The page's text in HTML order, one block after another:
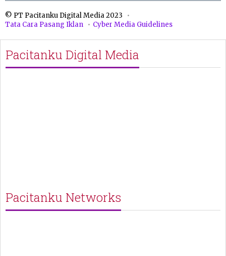
© PT Pacitanku Digital Media 2023
Tata Cara Pasang Iklan
Cyber Media Guidelines
Pacitanku Digital Media
Pacitanku Networks